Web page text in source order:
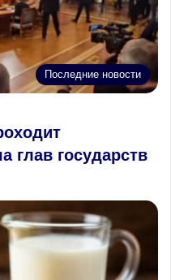
Последние новости
глав государств